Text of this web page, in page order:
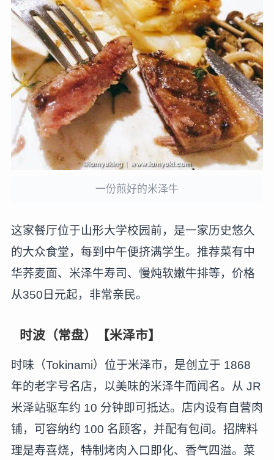
一份煎好的米泽牛
这家餐厅位于山形大学校园前，是一家历史悠久
的大众食堂，每到中午便挤满学生。推荐菜有中
华荞麦面、米泽牛寿司、慢炖软嫩牛排等，价格
从350日元起，非常亲民。
时波（常盘）【米泽市】
时味（Tokinami）位于米泽市，是创立于 1868
年的老字号名店，以美味的米泽牛而闻名。从 JR
米泽站驱车约 10 分钟即可抵达。店内设有自营肉
铺，可容纳约 100 名顾客，并配有包间。招牌料
理是寿喜烧，特制烤肉入口即化、香气四溢。菜